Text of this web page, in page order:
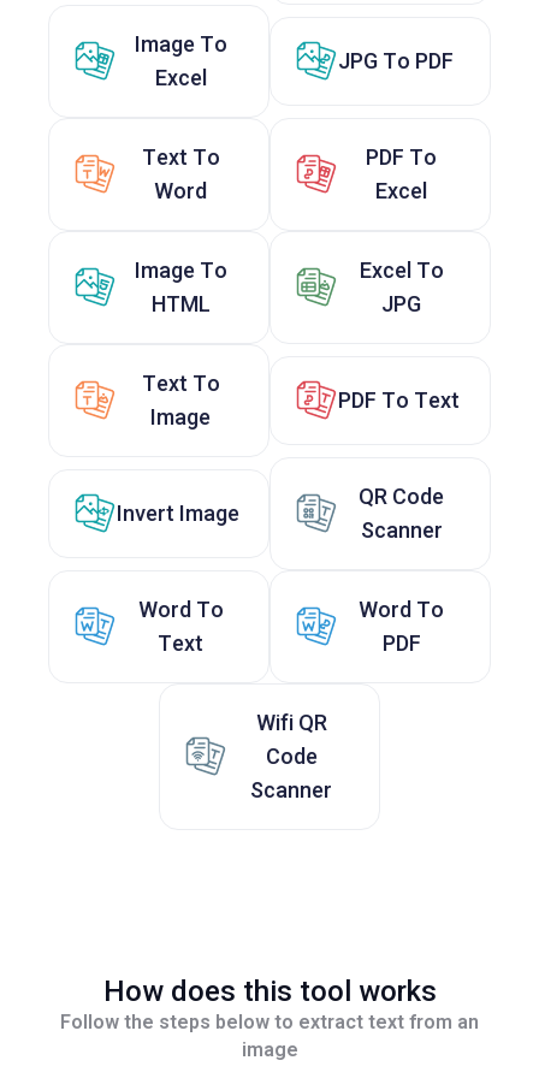
Image To
Excel
JPG To PDF
Text To
Word
PDF To
Excel
Image To
HTML
Excel To
JPG
Text To
Image
PDF To Text
Invert Image
QR Code
Scanner
Word To
Text
Word To
PDF
Wifi QR
Code
Scanner
How does this tool works
Follow the steps below to extract text from an
image